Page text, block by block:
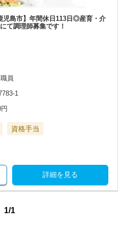
児島市】年間休日113日◎産育・介
て調理師募集です！
員
1
資格手当
詳細を見る
1/1